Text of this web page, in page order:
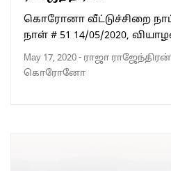
கொரோனா வீட்டுச்சிறை
நாள் # 51 14/05/2020,
May 17, 2020- ராஜா ராஜேந்திரன்
கொரோனோ